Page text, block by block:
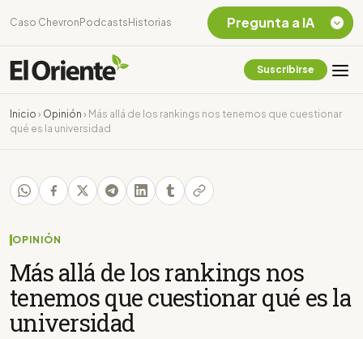
Caso Chevron Podcasts Historias
Suscribirse
Inicio › Opinión › Más allá de los rankings nos tenemos que cuestionar
qué es la universidad
OPINIÓN
Más allá de los rankings nos
tenemos que cuestionar qué es la
universidad
Pregunta a IA
Chevron Ecuador